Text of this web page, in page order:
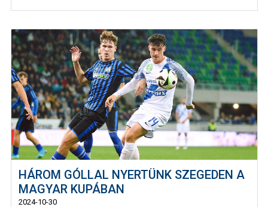
HÁROM GÓLLAL NYERTÜNK SZEGEDEN A
MAGYAR KUPÁBAN
2024-10-30